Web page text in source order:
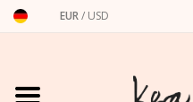
EUR/ USD
Startseite